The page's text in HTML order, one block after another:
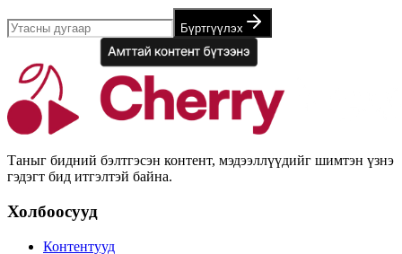
Бүртгүүлэх
Таныг бидний бэлтгэсэн контент, мэдээллүүдийг шимтэн үзнэ
гэдэгт бид итгэлтэй байна.
Холбоосууд
Контентууд